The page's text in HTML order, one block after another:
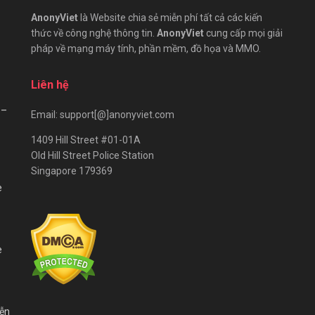
AnonyViet là Website chia sẻ miễn phí tất cả các kiến
thức về công nghệ thông tin. AnonyViet cung cấp mọi giải
pháp về mạng máy tính, phần mềm, đồ họa và MMO.
Liên hệ
Email: support[@]anonyviet.com
1409 Hill Street #01-01A
Old Hill Street Police Station
Singapore 179369